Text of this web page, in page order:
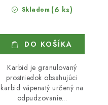
Skladom (6 ks)
DO KOŠÍKA
Karbid je granulovaný
prostriedok obsahujúci
karbid vápenatý určený na
odpudzovanie...